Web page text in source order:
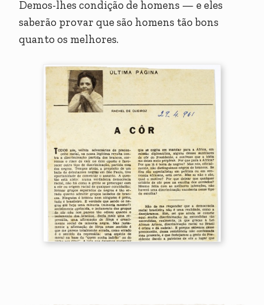
Demos-lhes condição de homens — e eles
saberão provar que são homens tão bons
quanto os melhores.